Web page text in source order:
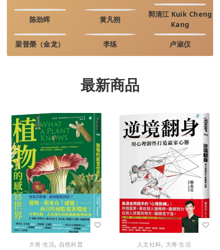
陈劲晖 黄凡朔
郭清江 Kuik Cheng
Kang
梁晉榮（金龙） 李练 卢淑仪
最新商品
大将·生活, 自然科普 人文社科, 大将·生活